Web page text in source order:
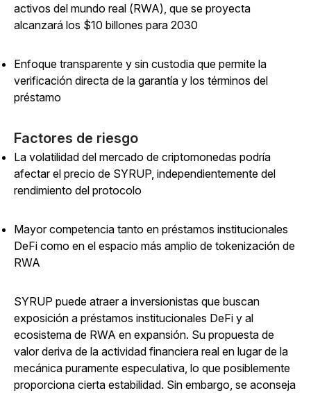
activos del mundo real (RWA), que se proyecta
alcanzará los $10 billones para 2030
Enfoque transparente y sin custodia que permite la
verificación directa de la garantía y los términos del
préstamo
Factores de riesgo
La volatilidad del mercado de criptomonedas podría
afectar el precio de SYRUP, independientemente del
rendimiento del protocolo
Mayor competencia tanto en préstamos institucionales
DeFi como en el espacio más amplio de tokenización de
RWA
SYRUP puede atraer a inversionistas que buscan
exposición a préstamos institucionales DeFi y al
ecosistema de RWA en expansión. Su propuesta de
valor deriva de la actividad financiera real en lugar de la
mecánica puramente especulativa, lo que posiblemente
proporciona cierta estabilidad. Sin embargo, se aconseja